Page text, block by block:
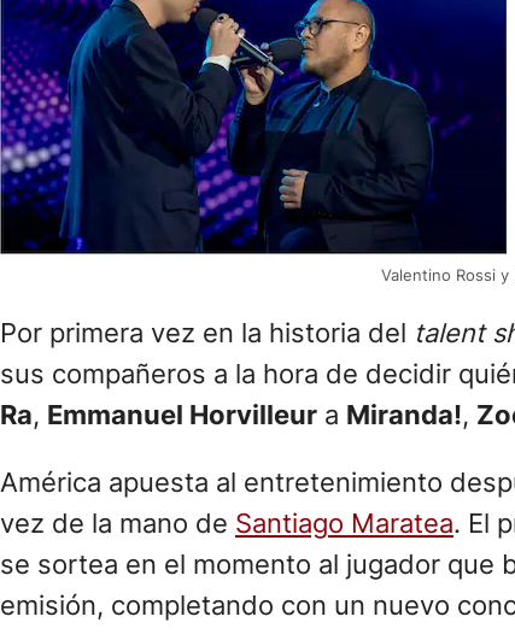
Valentino Rossi
Por primera vez en la historia del talent
sus compañeros a la hora de decidir
Ra, Emmanuel Horvilleur a Miranda!,
América apuesta al entretenimiento
vez de la mano de Santiago Maratea. El
se sortea en el momento al jugador que
emisión, completando con un nuevo